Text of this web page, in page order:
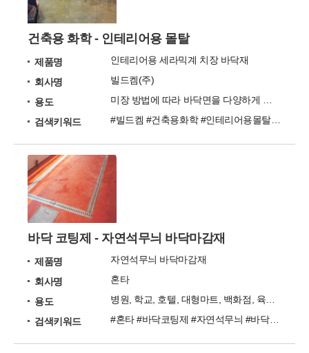
건축용 화학 - 인테리어용 몰탈
제품명
인테리어용 세라믹계 치장 바닥재
회사명
빌드켐(주)
용도
검색키워드
바닥 코팅제 - 자연석무늬 바닥마감재
제품명
자연석무늬 바닥마감재
회사명
혼타
용도
검색키워드
#혼타 #바닥코팅제 #자연석무늬 #바닥마감재 #마감재